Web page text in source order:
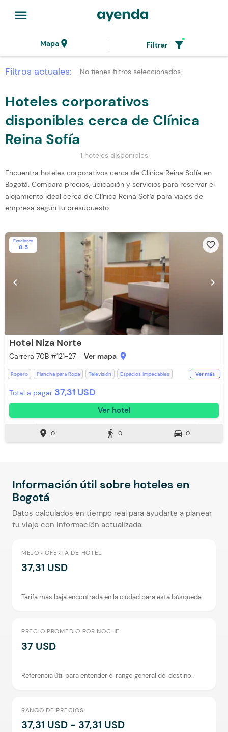
menu
Mapalocation_on Filtrar filter_alt
Filtros actuales: No tienes filtros seleccionados.
Hoteles corporativos
disponibles cerca de Clínica
Reina Sofía
1 hoteles disponibles
Encuentra hoteles corporativos cerca de Clínica Reina Sofía en
Bogotá. Compara precios, ubicación y servicios para reservar el
alojamiento ideal cerca de Clínica Reina Sofía para viajes de
empresa según tu presupuesto.
Excelente
8.5 favorite_border
chevron_left chevron_right
Hotel Niza Norte
Carrera 70B #121-27 Ver mapa location_on
Ropero Plancha para Ropa Televisión
Espacios Impecables
Ver más
Total a pagar 37,31 USD
Ver hotel
location_on 0 directions_walk 0 directions_car 0
Información útil sobre hoteles en
Bogotá
Datos calculados en tiempo real para ayudarte a planear
tu viaje con información actualizada.
MEJOR OFERTA DE HOTEL
37,31 USD
Tarifa más baja encontrada en la ciudad para esta búsqueda.
PRECIO PROMEDIO POR NOCHE
37 USD
Referencia útil para entender el rango general del destino.
RANGO DE PRECIOS
37,31 USD - 37,31 USD